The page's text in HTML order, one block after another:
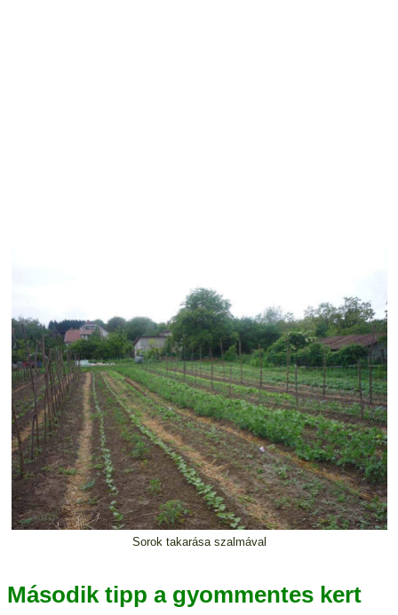
Sorok takarása szalmával
Második tipp a gyommentes kert